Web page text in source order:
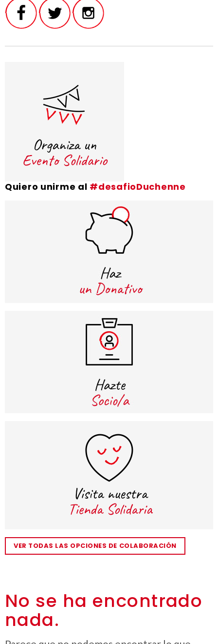
No se ha encontrado
nada.
Quiero unirme al #desafioDuchenne
VER TODAS LAS OPCIONES DE COLABORACIÓN